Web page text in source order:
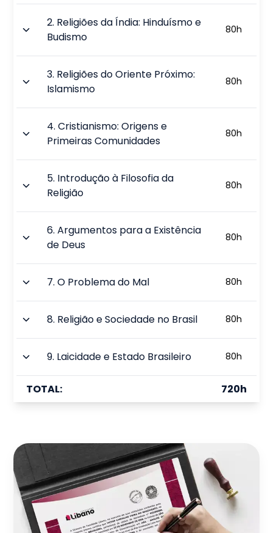
2. Religiões da Índia: Hinduísmo e
Budismo
80h
3. Religiões do Oriente Próximo:
Islamismo
80h
4.Cristianismo: Origens e
Primeiras Comunidades
80h
5. Introdução à Filosofia da
Religião
80h
6.Argumentos para a Existência
de Deus
80h
7.O Problema do Mal 80h
8. Religião e Sociedade no Brasil 80h
9. Laicidade e Estado Brasileiro 80h
TOTAL: 720h